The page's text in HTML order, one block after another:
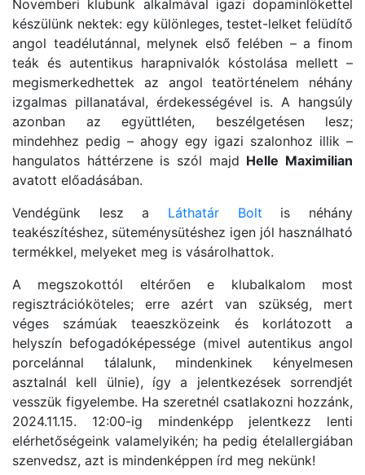
Novemberi klubunk alkalmával igazi dopaminlökettel
készülünk nektek: egy különleges, testet-lelket felüdítő
angol teadélutánnal, melynek első felében – a finom
teák és autentikus harapnivalók kóstolása mellett –
megismerkedhettek az angol teatörténelem néhány
izgalmas pillanatával, érdekességével is. A hangsúly
azonban az együttléten, beszélgetésen lesz;
mindehhez pedig – ahogy egy igazi szalonhoz illik –
hangulatos háttérzene is szól majd Helle Maximilian
avatott előadásában.
Vendégünk lesz a Láthatár Bolt is néhány
teakészítéshez, süteménysütéshez igen jól használható
termékkel, melyeket meg is vásárolhattok.
A megszokottól eltérően e klubalkalom most
regisztrációköteles; erre azért van szükség, mert
véges számúak teaeszközeink és korlátozott a
helyszín befogadóképessége (mivel autentikus angol
porcelánnal tálalunk, mindenkinek kényelmesen
asztalnál kell ülnie), így a jelentkezések sorrendjét
vesszük figyelembe. Ha szeretnél csatlakozni hozzánk,
2024.11.15. 12:00-ig mindenképp jelentkezz lenti
elérhetőségeink valamelyikén; ha pedig ételallergiában
szenvedsz, azt is mindenképpen írd meg nekünk!